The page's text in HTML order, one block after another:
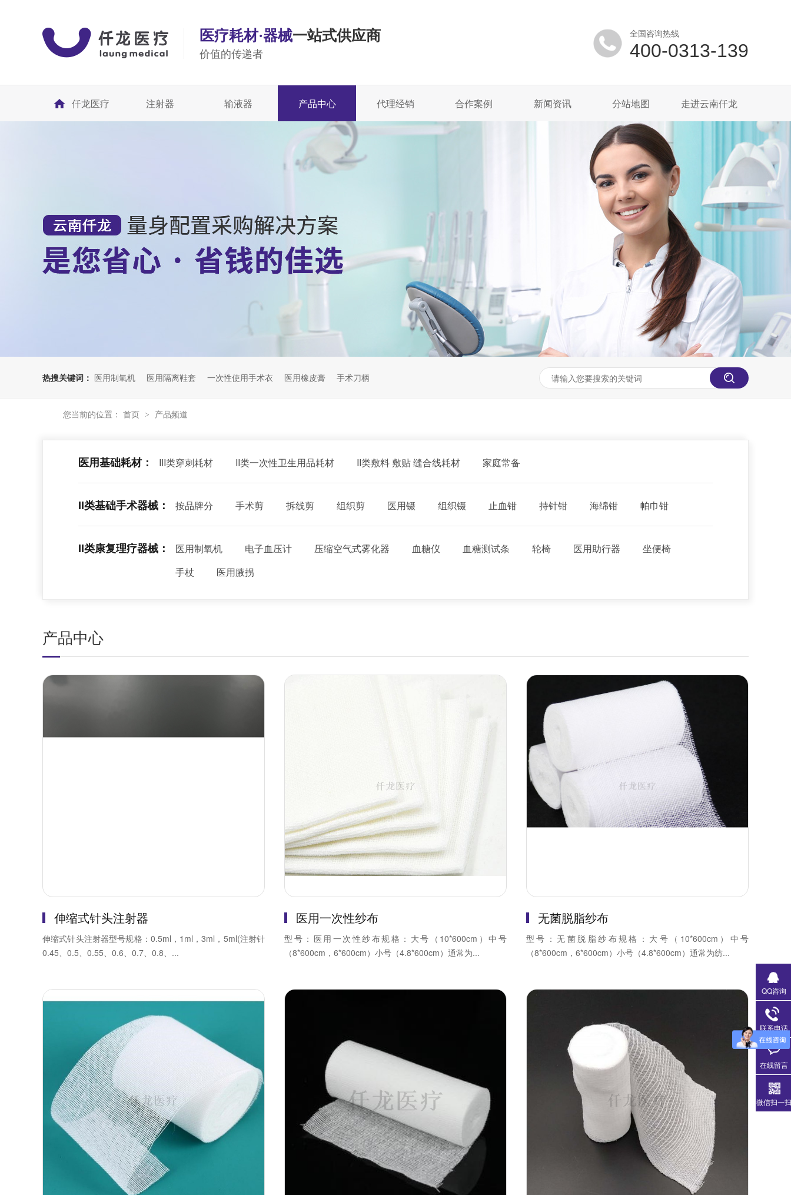
医疗耗材·器械一站式供应商
价值的传递者
全国咨询热线
400-0313-139
仟龙医疗 注射器 输液器 产品中心 代理经销 合作案例 新闻资讯 分站地图 走进云南仟龙
热搜关键词： 医用制氧机 医用隔离鞋套 一次性使用手术衣 医用橡皮膏 手术刀柄
您当前的位置： 首页 > 产品频道
医用基础耗材： III类穿刺耗材 II类一次性卫生用品耗材 II类敷料 敷贴 缝合线耗材 家庭常备
II类基础手术器械： 按品牌分 手术剪 拆线剪 组织剪 医用镊 组织镊 止血钳 持针钳 海绵钳 帕巾钳
II类康复理疗器械： 医用制氧机 电子血压计 压缩空气式雾化器 血糖仪 血糖测试条 轮椅 医用助行器
坐便椅
手杖
医用腋拐
产品中心
伸缩式针头注射器
伸缩式针头注射器型号规格：0.5ml，1ml，3ml，5ml(注射针
0.45、0.5、0.55、0.6、0.7、0.8、...
医用一次性纱布
型号：医用一次性纱布规格：大号（10*600cm）中号
（8*600cm，6*600cm）小号（4.8*600cm）通常为...
无菌脱脂纱布
型号：无菌脱脂纱布规格：大号（10*600cm）中号
（8*600cm，6*600cm）小号（4.8*600cm）通常为纺...
QQ咨询
联系电话
在线留言
微信扫一扫